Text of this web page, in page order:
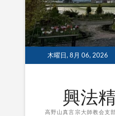
木曜日, 8月 06, 2026
興法
高野山真言宗大師教会支